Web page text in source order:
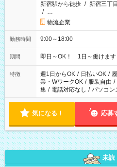
新宿駅から徒歩 / 新宿三丁
/ …
物流企業
勤務時間 9:00～18:00
期間 即日～OK！ 1日～働けます
特徴 週1日からOK / 日払いOK /
業・WワークOK / 服装自由 /
集 / 電話対応なし / パソコン
気になる！ 応募
未読